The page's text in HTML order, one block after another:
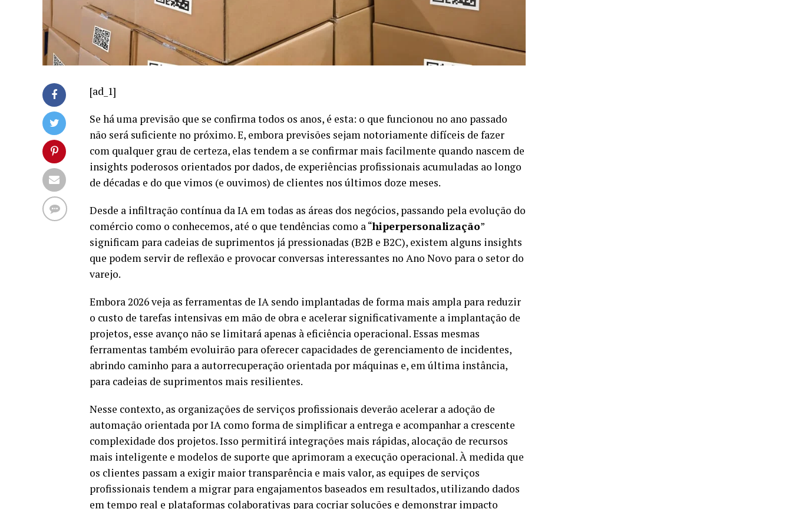
[ad_1]
Se há uma previsão que se confirma todos os anos, é esta: o que funcionou no ano passado
não será suficiente no próximo. E, embora previsões sejam notoriamente difíceis de fazer
com qualquer grau de certeza, elas tendem a se confirmar mais facilmente quando nascem de
insights poderosos orientados por dados, de experiências profissionais acumuladas ao longo
de décadas e do que vimos (e ouvimos) de clientes nos últimos doze meses.
Desde a infiltração contínua da IA em todas as áreas dos negócios, passando pela evolução do
comércio como o conhecemos, até o que tendências como a “hiperpersonalização”
significam para cadeias de suprimentos já pressionadas (B2B e B2C), existem alguns insights
que podem servir de reflexão e provocar conversas interessantes no Ano Novo para o setor do
varejo.
Embora 2026 veja as ferramentas de IA sendo implantadas de forma mais ampla para reduzir
o custo de tarefas intensivas em mão de obra e acelerar significativamente a implantação de
projetos, esse avanço não se limitará apenas à eficiência operacional. Essas mesmas
ferramentas também evoluirão para oferecer capacidades de gerenciamento de incidentes,
abrindo caminho para a autorrecuperação orientada por máquinas e, em última instância,
para cadeias de suprimentos mais resilientes.
Nesse contexto, as organizações de serviços profissionais deverão acelerar a adoção de
automação orientada por IA como forma de simplificar a entrega e acompanhar a crescente
complexidade dos projetos. Isso permitirá integrações mais rápidas, alocação de recursos
mais inteligente e modelos de suporte que aprimoram a execução operacional. À medida que
os clientes passam a exigir maior transparência e mais valor, as equipes de serviços
profissionais tendem a migrar para engajamentos baseados em resultados, utilizando dados
em tempo real e plataformas colaborativas para cocriar soluções e demonstrar impacto